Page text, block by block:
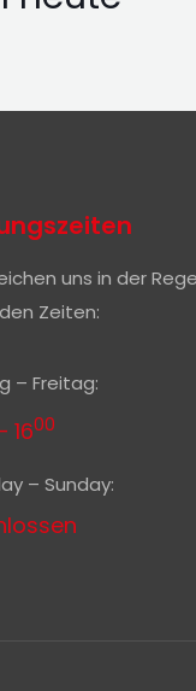
uns in der
Zeiten:
– Freitag:
1600
– Sunday: